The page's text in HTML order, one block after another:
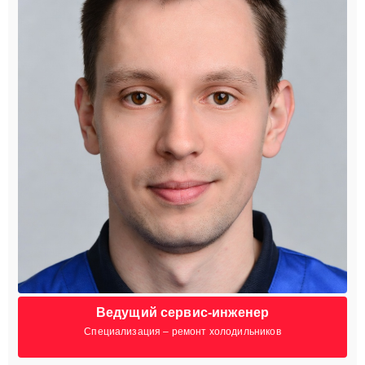
Ведущий сервис-инженер
Специализация – ремонт холодильников